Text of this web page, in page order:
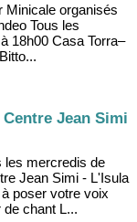
Minicale organisés
Tous les
18h00 Casa Torra–
Jean Simi
les mercredis de
Jean Simi - L'Isula
poser votre voix
chant L...